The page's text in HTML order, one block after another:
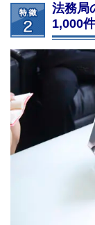
法務局
1,000